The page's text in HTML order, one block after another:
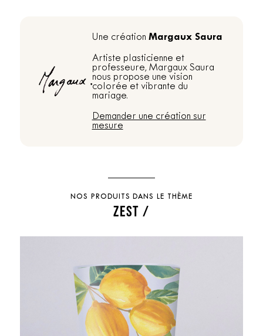
Une création Margaux Saura
Artiste plasticienne et
professeure, Margaux Saura
nous propose une vision
colorée et vibrante du
mariage.
Demander une création sur
mesure
NOS PRODUITS DANS LE THÈME
ZEST /